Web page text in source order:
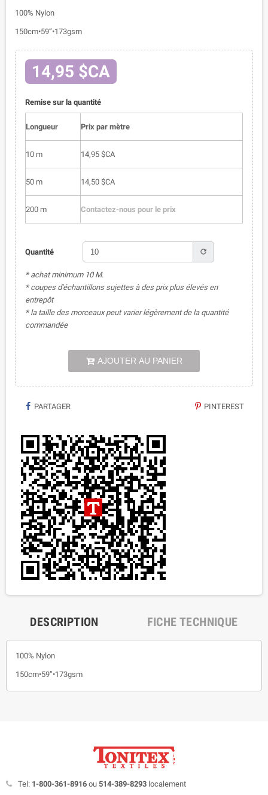
100% Nylon
150cm•59”•173gsm
14,95 $CA
Remise sur la quantité
Longueur Prix par mètre
10 m 14,95 $CA
50 m 14,50 $CA
200 m Contactez-nous pour le prix
Quantité refresh
* achat minimum 10 M.
* coupes d'échantillons sujettes à des prix plus élevés en
entrepôt
* la taille des morceaux peut varier légèrement de la quantité
commandée
AJOUTER AU PANIER
PARTAGER PINTEREST
DESCRIPTION FICHE TECHNIQUE
100% Nylon
150cm•59”•173gsm
Tel: 1-800-361-8916 ou 514-389-8293 localement